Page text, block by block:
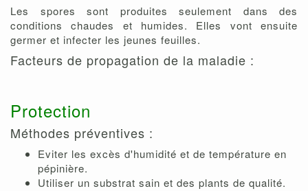
Les spores sont produites seulement dans des
conditions chaudes et humides. Elles vont ensuite
germer et infecter les jeunes feuilles.
Facteurs de propagation de la maladie :
Protection
Méthodes préventives :
Eviter les excès d'humidité et de température en
pépinière.
Utiliser un substrat sain et des plants de qualité.